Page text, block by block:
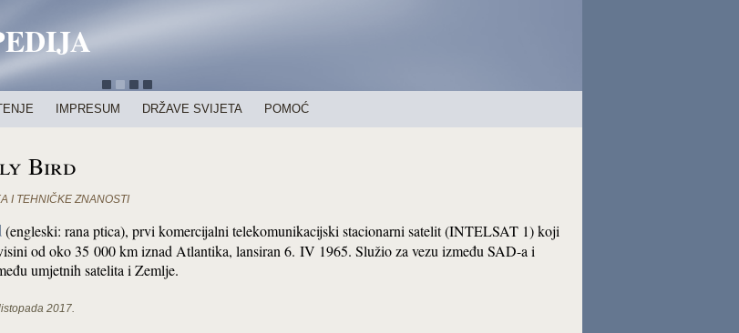
IMPRESUM DRŽAVE SVIJETA POMOĆ
Bird
I TEHNIČKE ZNANOSTI
(engleski: rana ptica), prvi komercijalni telekomunikacijski stacionarni satelit (INTELSAT 1) koji
od oko 35 000 km iznad Atlantika, lansiran 6. IV 1965. Služio za vezu između SAD-a i
umjetnih satelita i Zemlje.
2017.